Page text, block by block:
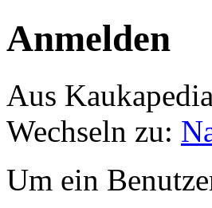
Anmelden
Aus Kaukapedia
Wechseln zu:
Um ein